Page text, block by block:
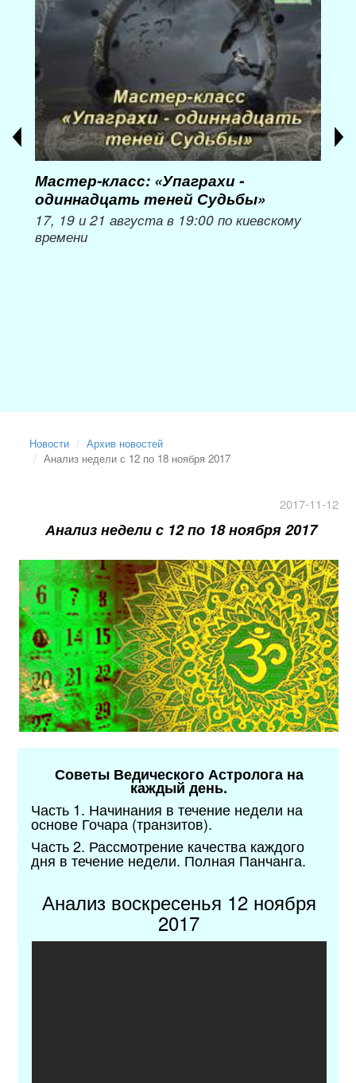
Мастер-класс: «Упаграхи -
одиннадцать теней Судьбы»
17, 19 и 21 августа в 19:00 по киевскому
времени
Новости
Архив новостей
Анализ недели с 12 по 18 ноября 2017
2017-11-12
Анализ недели с 12 по 18 ноября 2017
Советы Ведического Астролога на
каждый день.
Часть 1. Начинания в течение недели на
основе Гочара (транзитов).
Часть 2. Рассмотрение качества каждого
дня в течение недели. Полная Панчанга.
Анализ воскресенья 12 ноября
2017